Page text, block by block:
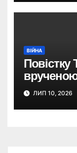
ВІЙНА
пошти:
ЛИП 10, 2026